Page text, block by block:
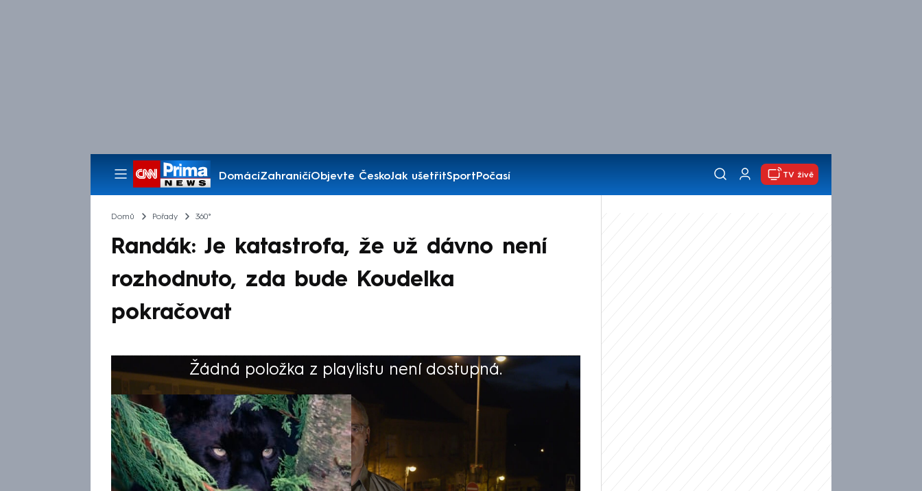
DomácíZahraničíObjevte ČeskoJak ušetřitSportPočasí
Pořady
TV živě
Domů Pořady 360°
Randák: Je katastrofa, že už dávno není
rozhodnuto, zda bude Koudelka
pokračovat
Žádná položka z playlistu není dostupná.
Výběr redakce